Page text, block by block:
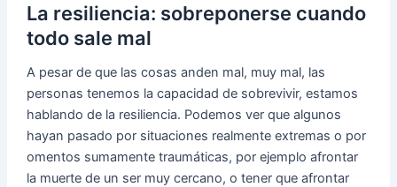
La resiliencia: sobreponerse cuando
todo sale mal
A pesar de que las cosas anden mal, muy mal, las
personas tenemos la capacidad de sobrevivir, estamos
hablando de la resiliencia. Podemos ver que algunos
hayan pasado por situaciones realmente extremas o por
omentos sumamente traumáticas, por ejemplo afrontar
la muerte de un ser muy cercano, o tener que afrontar